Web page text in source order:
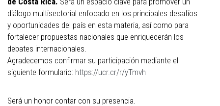
diálogo multisectorial enfocado en los principales desafíos
y oportunidades del país en esta materia, así como para
fortalecer propuestas nacionales que enriquecerán los
debates internacionales.
Agradecemos confirmar su participación mediante el
siguiente formulario: https://ucr.cr/r/yTmvh
Será un honor contar con su presencia.